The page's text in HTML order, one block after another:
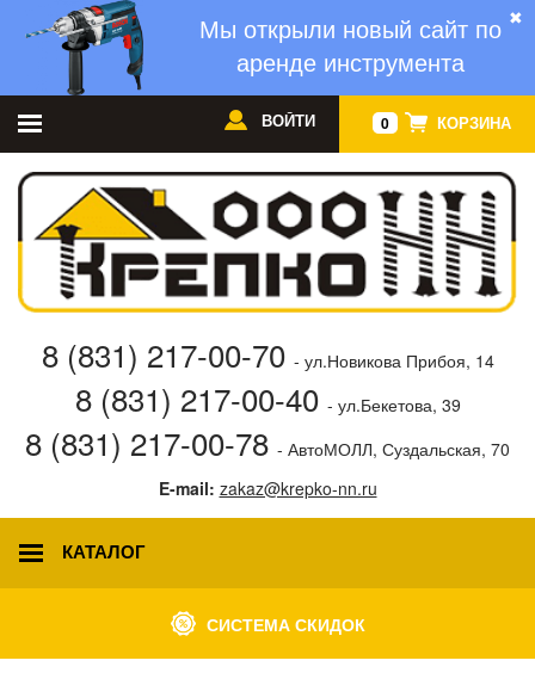
✖
Мы открыли новый сайт по
аренде инструмента
0 КОРЗИНА
ВОЙТИ
8 (831) 217-00-70 - ул.Новикова Прибоя, 14
8 (831) 217-00-40 - ул.Бекетова, 39
8 (831) 217-00-78 - АвтоМОЛЛ, Суздальская, 70
E-mail: zakaz@krepko-nn.ru
КАТАЛОГ
СИСТЕМА СКИДОК